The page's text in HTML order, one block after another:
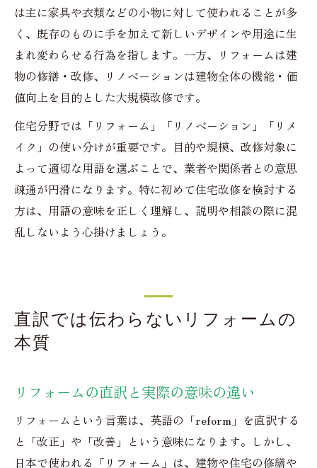
は主に家具や衣類などの小物に対して使われることが多
く、既存のものに手を加えて新しいデザインや用途に生
まれ変わらせる行為を指します。一方、リフォームは建
物の修繕・改修、リノベーションは建物全体の機能・価
値向上を目的とした大規模改修です。
住宅分野では「リフォーム」「リノベーション」「リメ
イク」の使い分けが重要です。目的や規模、改修対象に
よって適切な用語を選ぶことで、業者や関係者との意思
疎通が円滑になります。特に初めて住宅改修を検討する
方は、用語の意味を正しく理解し、説明や相談の際に混
乱しないよう心掛けましょう。
直訳では伝わらないリフォームの
本質
リフォームの直訳と実際の意味の違い
リフォームという言葉は、英語の「reform」を直訳する
と「改正」や「改善」という意味になります。しかし、
日本で使われる「リフォーム」は、建物や住宅の修繕や